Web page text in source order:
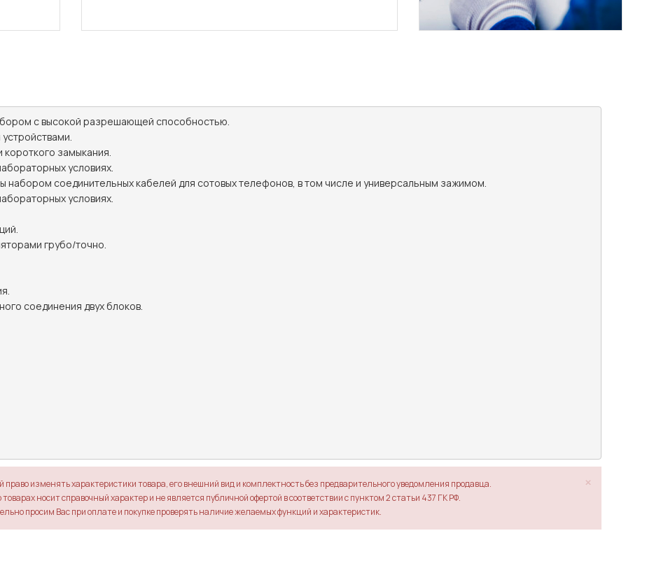
с высокой разрешающей способностью.
замыкания.
условиях.
набором соединительных кабелей для сотовых телефонов, в том числе и универсальным зажимом.
условиях.
грубо/точно.
соединения двух блоков.
×
право изменять характеристики товара, его внешний вид и комплектность без предварительного уведомления продавца.
носит справочный характер и не является публичной офертой в соответствии с пунктом 2 статьи 437 ГК РФ.
просим Вас при оплате и покупке проверять наличие желаемых функций и характеристик.